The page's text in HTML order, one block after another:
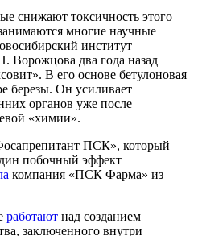
снижают токсичность этого
многие научные
институт
Ворожцова два года назад
В его основе бетулоновая
березы. Он усиливает
органов уже после
«химии».
ПСК», который
побочный эффект
компания «ПСК Фарма» из
работают над созданием
заключенного внутри